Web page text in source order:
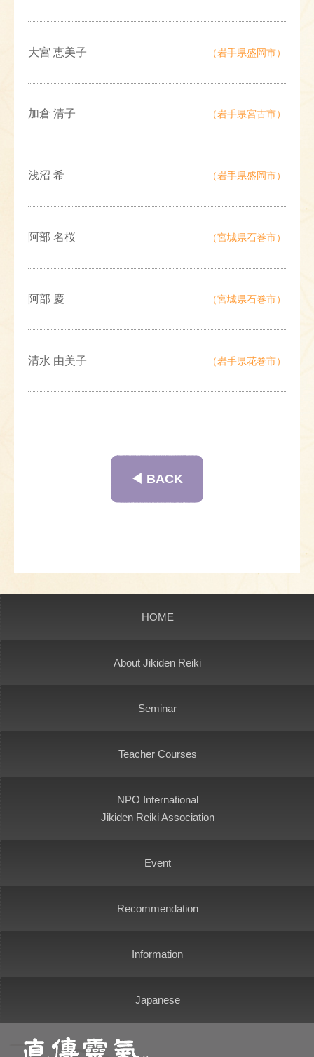
大宮 恵美子 （岩手県盛岡市）
加倉 清子 （岩手県宮古市）
浅沼 希 （岩手県盛岡市）
阿部 名桜 （宮城県石巻市）
阿部 慶 （宮城県石巻市）
清水 由美子 （岩手県花巻市）
◀︎ BACK
HOME
About Jikiden Reiki
Seminar
Teacher Courses
NPO International
Jikiden Reiki Association
Event
Recommendation
Information
Japanese